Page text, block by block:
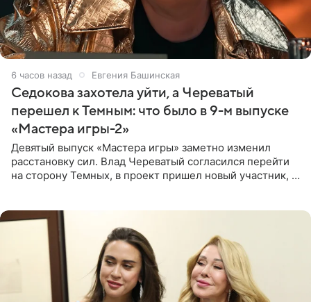
6 часов назад Евгения Башинская
Седокова захотела уйти, а Череватый
перешел к Темным: что было в 9-м выпуске
«Мастера игры-2»
Девятый выпуск «Мастера игры» заметно изменил
расстановку сил. Влад Череватый согласился перейти
на сторону Темных, в проект пришел новый участник, а